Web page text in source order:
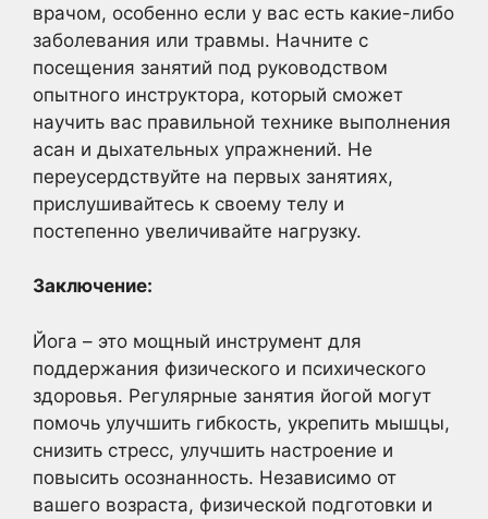
врачом, особенно если у вас есть какие-либо
заболевания или травмы. Начните с
посещения занятий под руководством
опытного инструктора, который сможет
научить вас правильной технике выполнения
асан и дыхательных упражнений. Не
переусердствуйте на первых занятиях,
прислушивайтесь к своему телу и
постепенно увеличивайте нагрузку.
Заключение:
Йога – это мощный инструмент для
поддержания физического и психического
здоровья. Регулярные занятия йогой могут
помочь улучшить гибкость, укрепить мышцы,
снизить стресс, улучшить настроение и
повысить осознанность. Независимо от
вашего возраста, физической подготовки и